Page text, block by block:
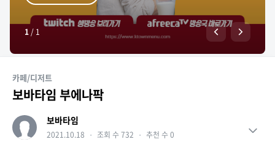
1/ 1
카페/디저트
보바타임 부에나팍
보바타임
2021.10.18 ・ 조회 수 732 ・ 추천 수 0